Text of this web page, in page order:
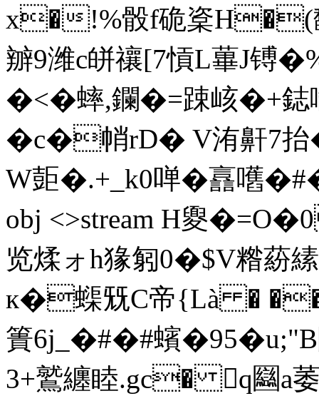
x�!%骰f硊楶H�(馠
辧9潍c皏禳[7愩L蓽J
�<�蟀,鑭�=踈峐�+鋕
�c�帩rD� V洧鼾7抬
W壾�.+_k0啴�譶嚿
obj <>stream H夓
览煣ォh猭匑0�$V糌
к�蟝兓C帝{ Là �
簣6j_�#�#蠙�95�u;"B
3+鷲纏睦.gc� q圝a萎